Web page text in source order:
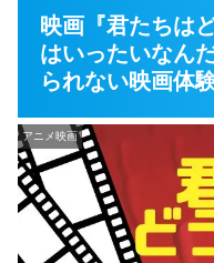
映画『君たちは
はいったいなん
られない映画体
アニメ映画